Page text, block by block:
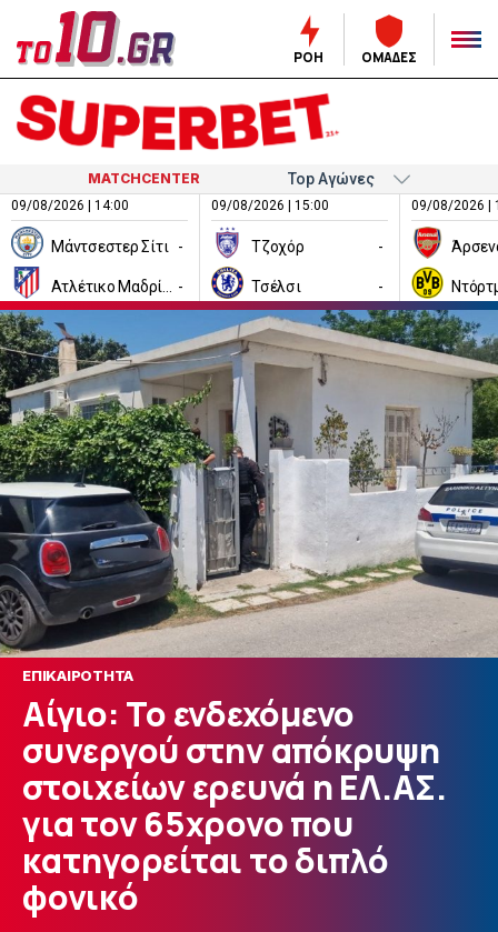
ΡΟΗ ΟΜΑΔΕΣ
MATCHCENTER
09/08/2026 | 14:00
Μάντσεστερ Σίτι -
-
09/08/2026 | 15:00
Τζοχόρ -
Τσέλσι -
09/08/2026 |
ΕΠΙΚΑΙΡΟΤΗΤΑ
Αίγιο: Το ενδεχόμενο
συνεργού στην απόκρυψη
στοιχείων ερευνά η ΕΛ.ΑΣ.
για τον 65χρονο που
κατηγορείται το διπλό
φονικό